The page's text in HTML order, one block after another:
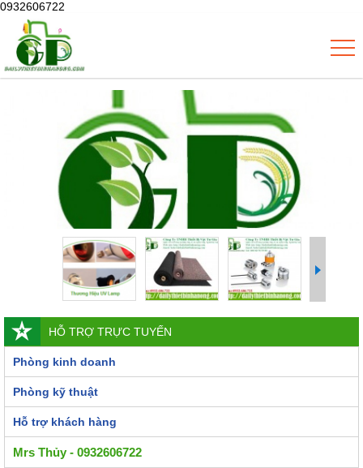
0932606722
HỖ TRỢ TRỰC TUYẾN
Phòng kinh doanh
Phòng kỹ thuật
Hỗ trợ khách hàng
Mrs Thủy - 0932606722